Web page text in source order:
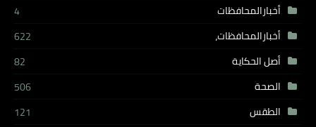
أخبارالمحافظات
4
أخبارالمحافظات،
622
أصل الحكاية
82
الصحة
506
الطقس
121